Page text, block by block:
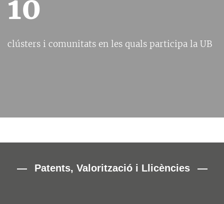
10
clústers i comunitats en les quals participa la UB
Patents, Valorització i Llicències